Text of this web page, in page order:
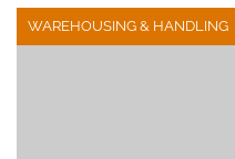
WAREHOUSING & HANDLING